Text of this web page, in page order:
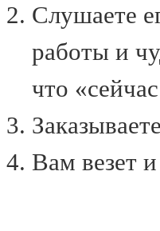
Слушаете
работы и
что
Вам везет